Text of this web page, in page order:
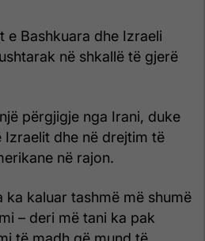
e Bashkuara dhe Izraeli
në shkallë të gjerë
përgjigje nga Irani, duke
Izraelit dhe në drejtim të
në rajon.
ka kaluar tashmë më shumë
– deri më tani ka pak